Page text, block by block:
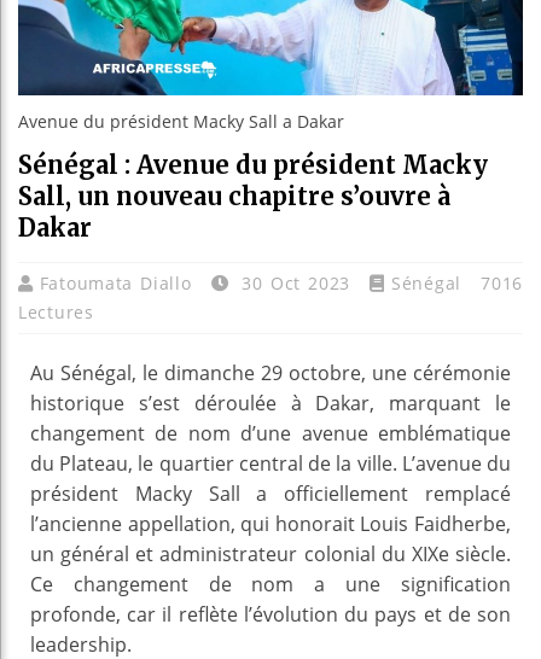
Avenue du président Macky Sall a Dakar
Sénégal : Avenue du président Macky
Sall, un nouveau chapitre s’ouvre à
Dakar
Fatoumata Diallo 30 Oct 2023 Sénégal
7016
Lectures
Au Sénégal, le dimanche 29 octobre, une cérémonie
historique s’est déroulée à Dakar, marquant le
changement de nom d’une avenue emblématique
du Plateau, le quartier central de la ville. L’avenue du
président Macky Sall a officiellement remplacé
l’ancienne appellation, qui honorait Louis Faidherbe,
un général et administrateur colonial du XIXe siècle.
Ce changement de nom a une signification
profonde, car il reflète l’évolution du pays et de son
leadership.